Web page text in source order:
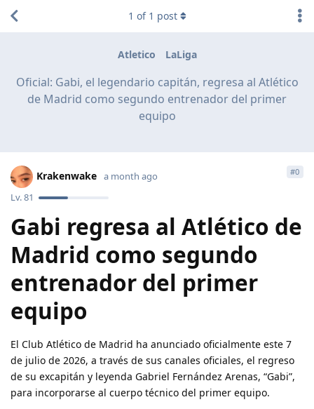
Atletico LaLiga
Oficial: Gabi, el legendario capitán, regresa al Atlético
de Madrid como segundo entrenador del primer
equipo
1 of 1 post
Krakenwake
Lv.81
a month ago #0
Gabi regresa al Atlético de
Madrid como segundo
entrenador del primer
equipo
El Club Atlético de Madrid ha anunciado oficialmente este 7
de julio de 2026, a través de sus canales oficiales, el regreso
de su excapitán y leyenda Gabriel Fernández Arenas, “Gabi”,
para incorporarse al cuerpo técnico del primer equipo.